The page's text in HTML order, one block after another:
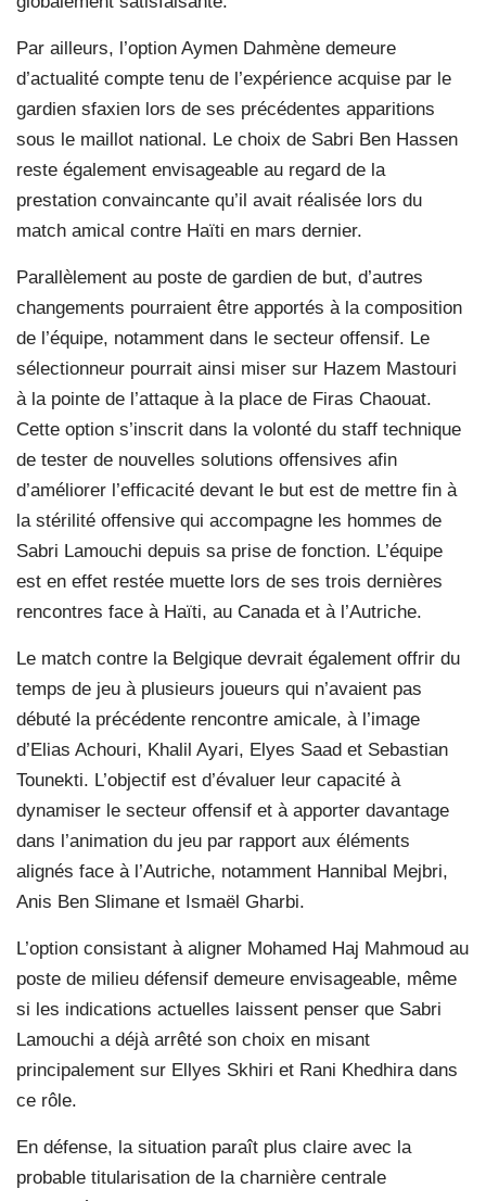
Par ailleurs, l’option Aymen Dahmène demeure
d’actualité compte tenu de l’expérience acquise par le
gardien sfaxien lors de ses précédentes apparitions
sous le maillot national. Le choix de Sabri Ben Hassen
reste également envisageable au regard de la
prestation convaincante qu’il avait réalisée lors du
match amical contre Haïti en mars dernier.
Parallèlement au poste de gardien de but, d’autres
changements pourraient être apportés à la composition
de l’équipe, notamment dans le secteur offensif. Le
sélectionneur pourrait ainsi miser sur Hazem Mastouri
à la pointe de l’attaque à la place de Firas Chaouat.
Cette option s’inscrit dans la volonté du staff technique
de tester de nouvelles solutions offensives afin
d’améliorer l’efficacité devant le but est de mettre fin à
la stérilité offensive qui accompagne les hommes de
Sabri Lamouchi depuis sa prise de fonction. L’équipe
est en effet restée muette lors de ses trois dernières
rencontres face à Haïti, au Canada et à l’Autriche.
Le match contre la Belgique devrait également offrir du
temps de jeu à plusieurs joueurs qui n’avaient pas
débuté la précédente rencontre amicale, à l’image
d’Elias Achouri, Khalil Ayari, Elyes Saad et Sebastian
Tounekti. L’objectif est d’évaluer leur capacité à
dynamiser le secteur offensif et à apporter davantage
dans l’animation du jeu par rapport aux éléments
alignés face à l’Autriche, notamment Hannibal Mejbri,
Anis Ben Slimane et Ismaël Gharbi.
L’option consistant à aligner Mohamed Haj Mahmoud au
poste de milieu défensif demeure envisageable, même
si les indications actuelles laissent penser que Sabri
Lamouchi a déjà arrêté son choix en misant
principalement sur Ellyes Skhiri et Rani Khedhira dans
ce rôle.
En défense, la situation paraît plus claire avec la
probable titularisation de la charnière centrale